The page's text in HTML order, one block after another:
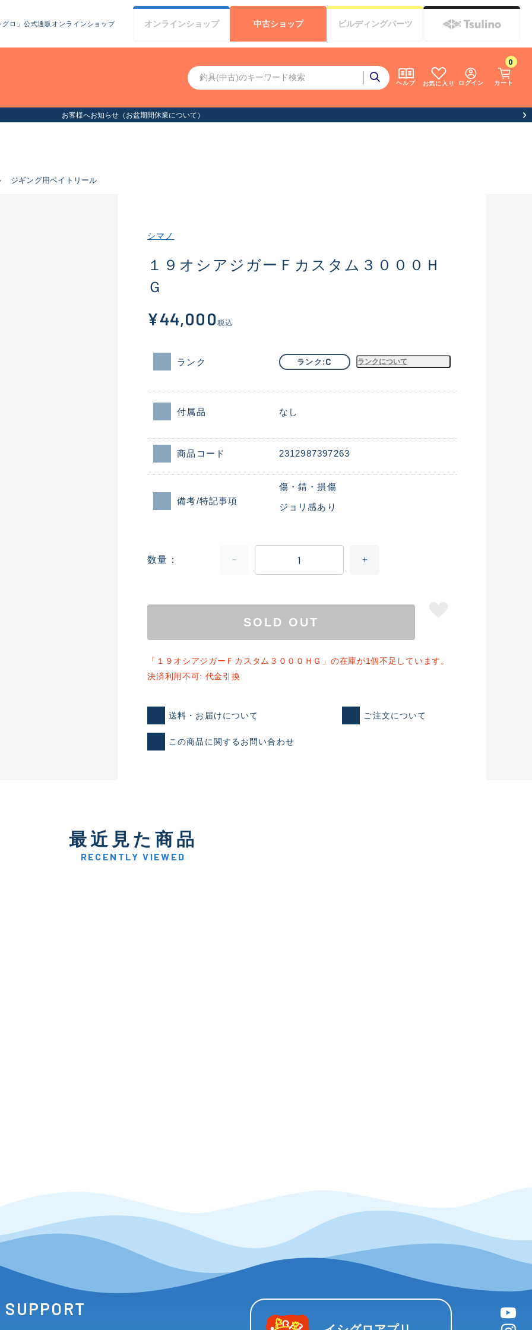
ロ」公式通販オンラインショップ
ヘルプ お気に入り ログイン カート
0
オンラインショップ 中古ショップ ビルディングパーツ
お客様へお知らせ（お盆期間休業について）
ジギング用ベイトリール
新古品（メーカー問屋から仕入れた未使用
※店頭展示時の置き傷が付いているものも含む
傷が極めて少ない極上品
C 使用感や傷のある一般的な中古品
シマノ
１９オシアジガーＦカスタム３０００Ｈ
Ｇ
¥44,000 税込
ランク ランク C ランクについて
付属品 なし
商品コード 2312987397263
備考/特記事項
傷・錆・損傷
ジョリ感あり
数量
SOLD OUT
「１９オシアジガーＦカスタム３０００ＨＧ」の在庫が1個不足しています。
決済利用不可: 代金引換
送料・お届けについて ご注文について
この商品に関するお問い合わせ
最近見た商品
RECENTLY VIEWED
SUPPORT YouTube
instagram